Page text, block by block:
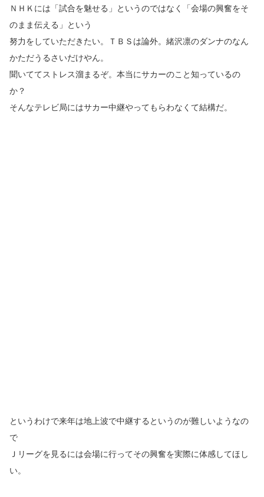
ＮＨＫには「試合を魅せる」というのではなく「会場の興奮をそ
のまま伝える」という
努力をしていただきたい。ＴＢＳは論外。緒沢凛のダンナのなん
かただうるさいだけやん。
聞いててストレス溜まるぞ。本当にサカーのこと知っているの
か？
そんなテレビ局にはサカー中継やってもらわなくて結構だ。
というわけで来年は地上波で中継するというのが難しいようなの
で
Ｊリーグを見るには会場に行ってその興奮を実際に体感してほし
い。